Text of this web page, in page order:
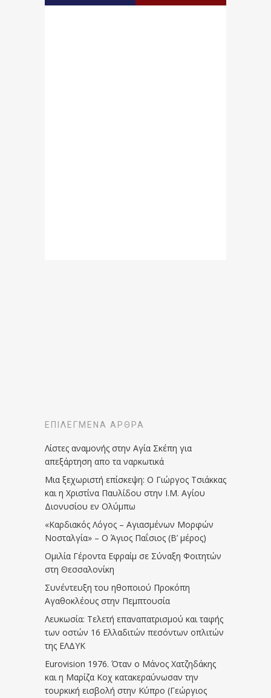
ΕΠΙΛΕΓΜΈΝΑ ΆΡΘΡΑ
Λίστες αναμονής στην Αγία Σκέπη για
απεξάρτηση απο τα ναρκωτικά
Μια ξεχωριστή επίσκεψη: Ο Γιώργος Τσιάκκας
και η Χριστίνα Παυλίδου στην Ι.Μ. Αγίου
Διονυσίου εν Ολύμπω
«Καρδιακός Λόγος – Αγιασμένων Μορφών
Νοσταλγία» – Ο Άγιος Παΐσιος (Β’ μέρος)
Ομιλία Γέροντα Εφραίμ σε Σύναξη Φοιτητών
στη Θεσσαλονίκη
Συνέντευξη του ηθοποιού Προκόπη
Αγαθοκλέους στην Πεμπτουσία
Λευκωσία: Τελετή επαναπατρισμού και ταφής
των οστών 16 Ελλαδιτών πεσόντων οπλιτών
της ΕΛΔΥΚ
Eurovision 1976. Όταν ο Μάνος Χατζηδάκης
και η Μαρίζα Κοχ κατακεραύνωσαν την
τουρκική εισβολή στην Κύπρο (Γεώργιος